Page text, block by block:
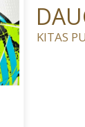
KITAS